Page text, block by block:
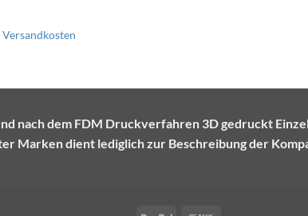
Versandkosten
nach dem FDM Druckverfahren 3D gedruckt
Marken dient lediglich zur Beschreibung der